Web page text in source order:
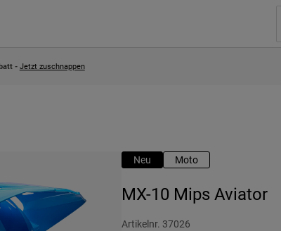
-Jetzt zuschnappen
Neu Moto
MX-10 Mips Aviator
Artikelnr. 37026